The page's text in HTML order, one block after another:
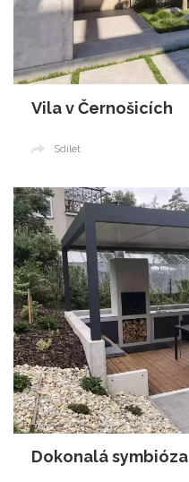
Vila v Černošicích
Sdílet
Dokonalá symbióza